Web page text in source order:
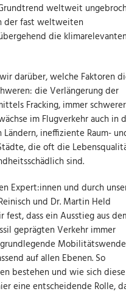
weltweit
der fast weltweiten
die klimarelevanten
darüber, welche Faktoren
die Verlängerung der
Fracking, immer
im Flugverkehr auch in
ineffiziente Raum-
die oft die
sind.
Expert:innen und durch
und Dr. Martin Held
dass ein Ausstieg aus
geprägten Verkehr immer
Mobilitätswende
auf allen Ebenen. So
bestehen und wie sich diese
eine entscheidende Rolle,